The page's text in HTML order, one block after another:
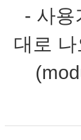
- 사용
대로